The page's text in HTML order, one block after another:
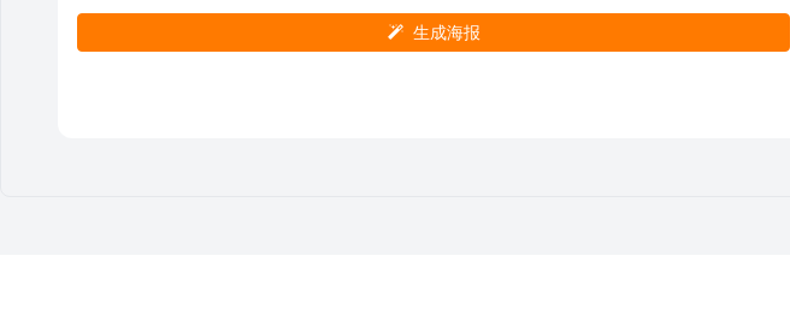
生成海报